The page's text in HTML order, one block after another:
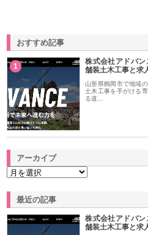
おすすめ記事
1
株式会社アドバ
舗装土木工事と求
山形県鶴岡市で地域
土木工事を手がける
る道…
アーカイブ
最近の記事
株式会社アドバ
舗装土木工事と求